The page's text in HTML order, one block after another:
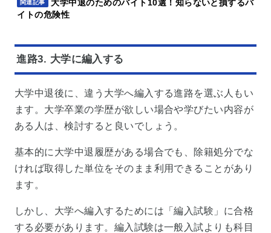
関連記事
大学中退のためのバイト10選！知らないと損するバ
イトの危険性
進路3. 大学に編入する
大学中退後に、違う大学へ編入する進路を選ぶ人もい
ます。大学卒業の学歴が欲しい場合や学びたい内容が
ある人は、検討すると良いでしょう。
基本的に大学中退履歴がある場合でも、除籍処分でな
ければ取得した単位をそのまま利用できることがあり
ます。
しかし、大学へ編入するためには「編入試験」に合格
する必要があります。編入試験は一般入試よりも科目